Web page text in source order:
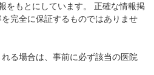
をもとにしています。 正確な情報掲
完全に保証するものではありませ
る場合は、事前に必ず該当の医院